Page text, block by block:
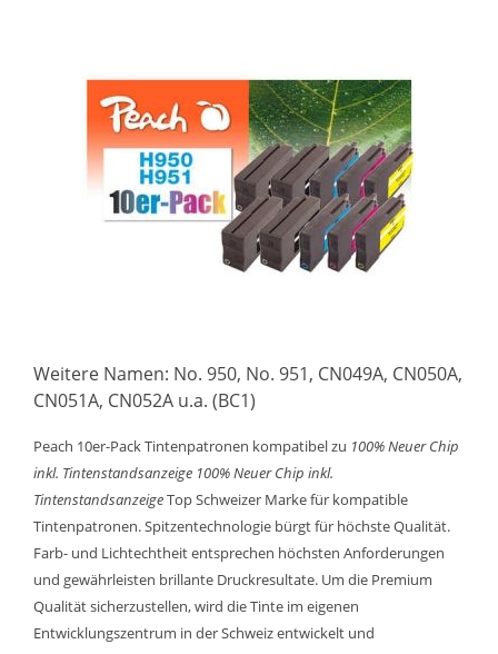
Weitere Namen: No. 950, No. 951, CN049A, CN050A,
CN051A, CN052A u.a. (BC1)
Peach 10er-Pack Tintenpatronen kompatibel zu 100% Neuer Chip
inkl. Tintenstandsanzeige 100% Neuer Chip inkl.
TintenstandsanzeigeTop Schweizer Marke für kompatible
Tintenpatronen. Spitzentechnologie bürgt für höchste Qualität.
Farb- und Lichtechtheit entsprechen höchsten Anforderungen
und gewährleisten brillante Druckresultate. Um die Premium
Qualität sicherzustellen, wird die Tinte im eigenen
Entwicklungszentrum in der Schweiz entwickelt und